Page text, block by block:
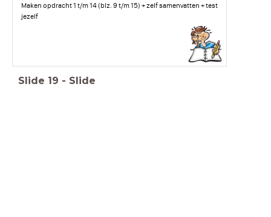
Maken opdracht 1 t/m 14 (blz. 9 t/m 15) + zelf samenvatten + test
jezelf
Slide 19 - Slide